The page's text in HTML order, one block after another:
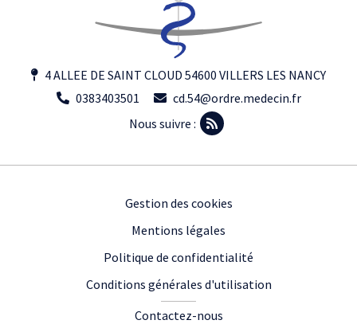
4 ALLEE DE SAINT CLOUD 54600 VILLERS LES NANCY
0383403501
cd.54@ordre.medecin.fr
Nous suivre :
Gestion des cookies
Mentions légales
Politique de confidentialité
Conditions générales d'utilisation
Contactez-nous